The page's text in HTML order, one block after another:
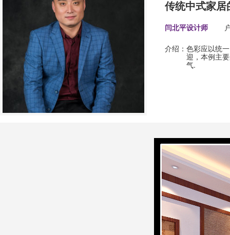
传统中式家
闫北平设计师
介绍： 色彩应以统
迎，本例主
气.